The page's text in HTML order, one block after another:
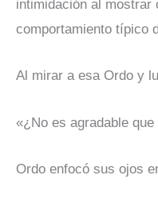
intimidación al mostrar
comportamiento típico
Al mirar a esa Ordo y
«¿No es agradable
Ordo enfocó sus ojos